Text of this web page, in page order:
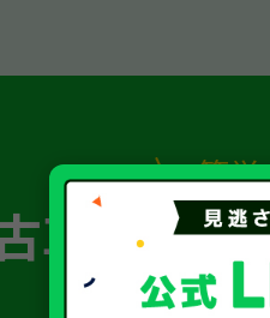
簡単
車・廃車